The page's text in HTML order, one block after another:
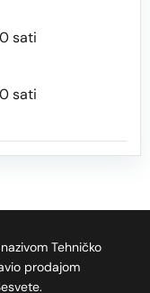
sati
sati
Tehničko
prodajom